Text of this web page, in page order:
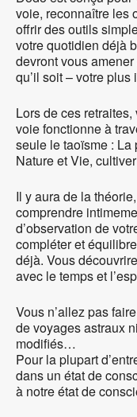
voie, reconnaître les
offrir des outils
votre quotidien déjà
devront vous
qu’il soit – votre
Lors de ces
voie fonctionne à
seule le taoïsme :
Nature et Vie,
Il y aura de la
comprendre
d’observation de
compléter et
déjà. Vous
avec le temps et
Vous n’allez pas
de voyages astraux
modifiés…
Pour la plupart
dans un état de
à notre état de